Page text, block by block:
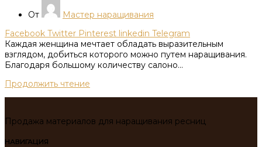
От
Мастер наращивания
Facebook Twitter Pinterest linkedin Telegram
Каждая женщина мечтает обладать выразительным
взглядом, добиться которого можно путем наращивания.
Благодаря большому количеству салоно...
Продолжить чтение
Продажа материалов для наращивания ресниц
НАВИГАЦИЯ